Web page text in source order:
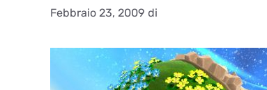
Febbraio 23, 2009 di